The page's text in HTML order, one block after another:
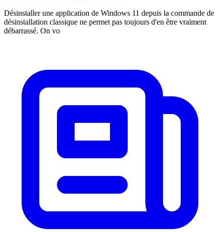
Désinstaller une application de Windows 11 depuis la commande de
désinstallation classique ne permet pas toujours d'en être vraiment
débarrassé. On vo